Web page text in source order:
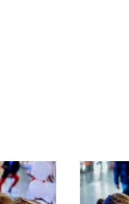
poziomie. Użyj